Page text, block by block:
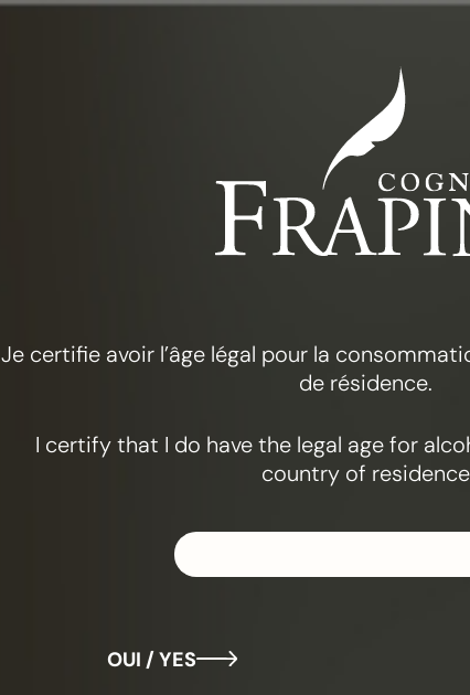
Je certifie avoir l’âge légal pour la
de résidence.
I certify that I do have the legal age for
country of residence
OUI / YES
MAISON FRAPIN
Onze